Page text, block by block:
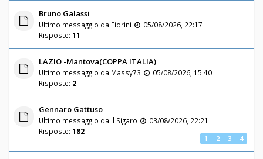
Bruno Galassi
Ultimo messaggio da Fiorini
05/08/2026, 22:17
Risposte: 11
LAZIO -Mantova(COPPA ITALIA)
Ultimo messaggio da Massy73
05/08/2026, 15:40
Risposte: 2
Gennaro Gattuso
Ultimo messaggio da Il Sigaro
03/08/2026, 22:21
Risposte: 182
1 2 3 4